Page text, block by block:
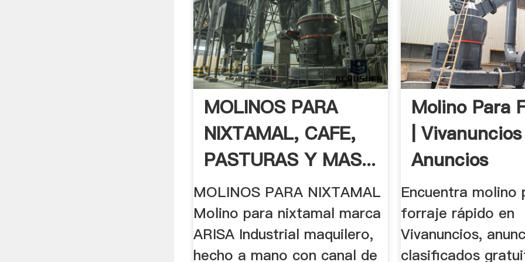
MOLINOS PARA
NIXTAMAL, CAFE,
PASTURAS Y MAS...
MOLINOS PARA NIXTAMAL
Molino para nixtamal marca
ARISA Industrial maquilero,
hecho a mano con canal de
Molino Para
| Vivanuncios
Anuncios
Clasificados
Encuentra molino
forraje rápido en
Vivanuncios,
clasificados